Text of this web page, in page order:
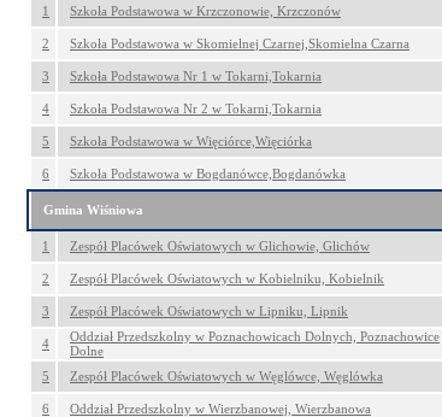
1 Szkoła Podstawowa w Krzczonowie, Krzczonów
2 Szkoła Podstawowa w Skomielnej Czarnej,Skomielna Czarna
3 Szkoła Podstawowa Nr 1 w Tokarni,Tokarnia
4 Szkoła Podstawowa Nr 2 w Tokarni,Tokarnia
5 Szkoła Podstawowa w Więciórce,Więciórka
6 Szkoła Podstawowa w Bogdanówce,Bogdanówka
Gmina Wiśniowa
1 Zespół Placówek Oświatowych w Glichowie, Glichów
2 Zespół Placówek Oświatowych w Kobielniku, Kobielnik
3 Zespół Placówek Oświatowych w Lipniku, Lipnik
4
Oddział Przedszkolny w Poznachowicach Dolnych, Poznachowice
Dolne
5 Zespół Placówek Oświatowych w Węglówce, Węglówka
6 Oddział Przedszkolny w Wierzbanowej, Wierzbanowa